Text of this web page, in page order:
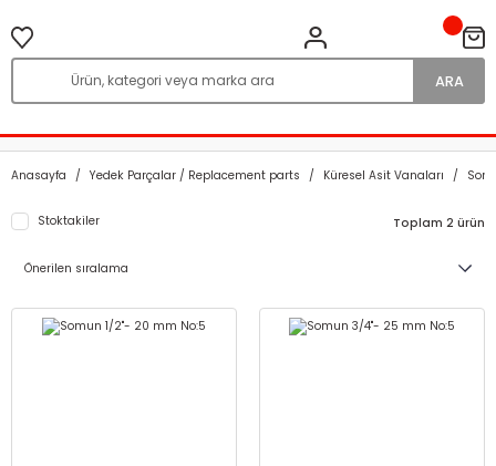
ARA
Anasayfa Yedek Parçalar / Replacement parts Küresel Asit Vanaları
Stoktakiler Toplam 2 ürün